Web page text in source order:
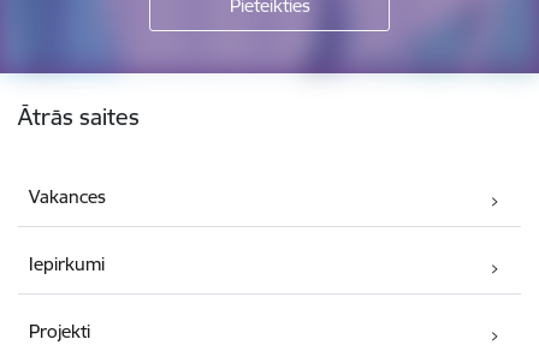
Kājene
Ātrās saites
Vakances
Iepirkumi
Projekti